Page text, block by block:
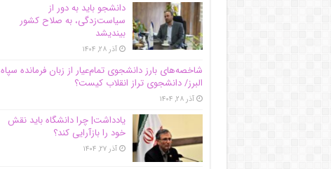
دانشجو باید به دور از
سیاست‌زدگی، به صلاح کشور
بیندیشد
آذر ۲۸, ۱۴۰۴
شاخصه‌های بارز دانشجوی تمام‌عیار از زبان فرمانده سپاه
البرز/ دانشجوی تراز انقلاب کیست؟
آذر ۲۸, ۱۴۰۴
یادداشت| چرا دانشگاه باید نقش
خود را بازآرایی کند؟
آذر ۲۷, ۱۴۰۴